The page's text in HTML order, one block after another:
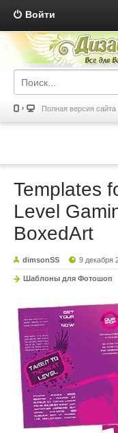
Войти
Полная версия сайта
Templates
Level
BoxedArt
dimsonSS 9 декабря
Шаблоны для Фотошоп